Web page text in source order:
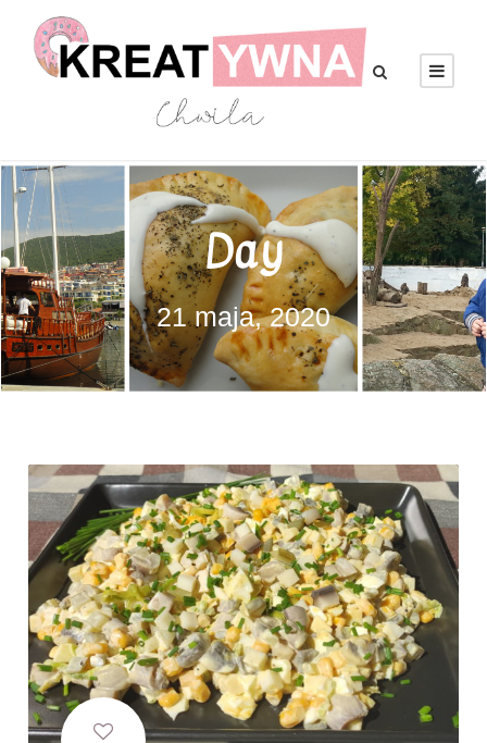
Day
21 maja, 2020